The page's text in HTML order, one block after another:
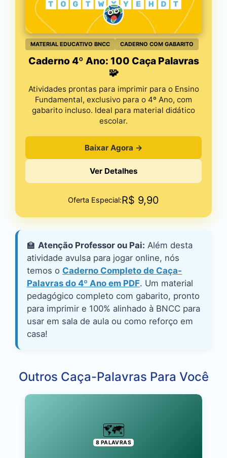
MATERIAL EDUCATIVO BNCC CADERNO COM GABARITO
Caderno 4º Ano: 100 Caça Palavras
🧩
Atividades prontas para imprimir para o Ensino
Fundamental, exclusivo para o 4º Ano, com
gabarito incluso. Ideal para material didático
escolar.
Baixar Agora →
Ver Detalhes
Oferta Especial:R$ 9,90
🏫 Atenção Professor ou Pai: Além desta
atividade avulsa para jogar online, nós
temos o Caderno Completo de Caça-
Palavras do 4º Ano em PDF. Um material
pedagógico completo com gabarito, pronto
para imprimir e 100% alinhado à BNCC para
usar em sala de aula ou como reforço em
casa!
Outros Caça-Palavras Para Você
🗺️
8 PALAVRAS